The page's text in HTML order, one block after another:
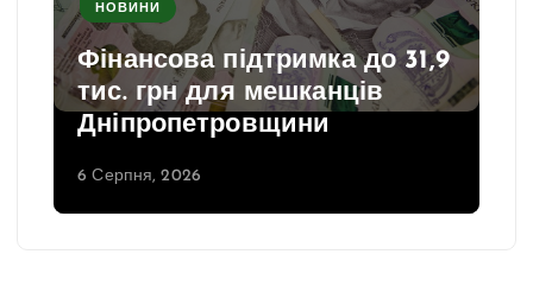
НОВИНИ
Фінансова підтримка до 31,9
тис. грн для мешканців
Дніпропетровщини
6 Серпня, 2026